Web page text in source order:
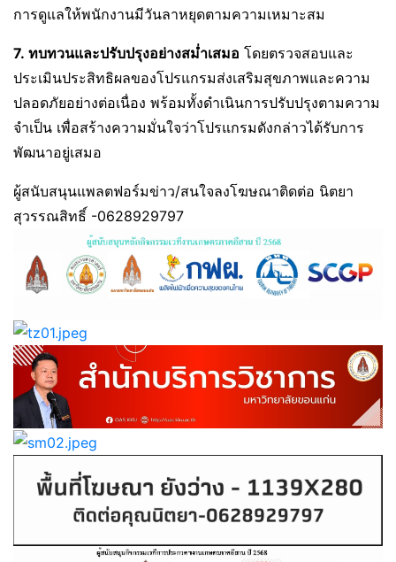
การดูแลให้พนักงานมีวันลาหยุดตามความเหมาะสม
7. ทบทวนและปรับปรุงอย่างสม่ำเสมอ โดยตรวจสอบและ
ประเมินประสิทธิผลของโปรแกรมส่งเสริมสุขภาพและความ
ปลอดภัยอย่างต่อเนื่อง พร้อมทั้งดำเนินการปรับปรุงตามความ
จำเป็น เพื่อสร้างความมั่นใจว่าโปรแกรมดังกล่าวได้รับการ
พัฒนาอยู่เสมอ
ผู้สนับสนุนแพลตฟอร์มข่าว/สนใจลงโฆษณาติดต่อ นิตยา
สุวรรณสิทธิ์ -0628929797